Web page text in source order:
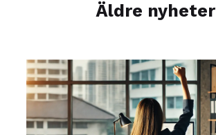
Äldre nyheter